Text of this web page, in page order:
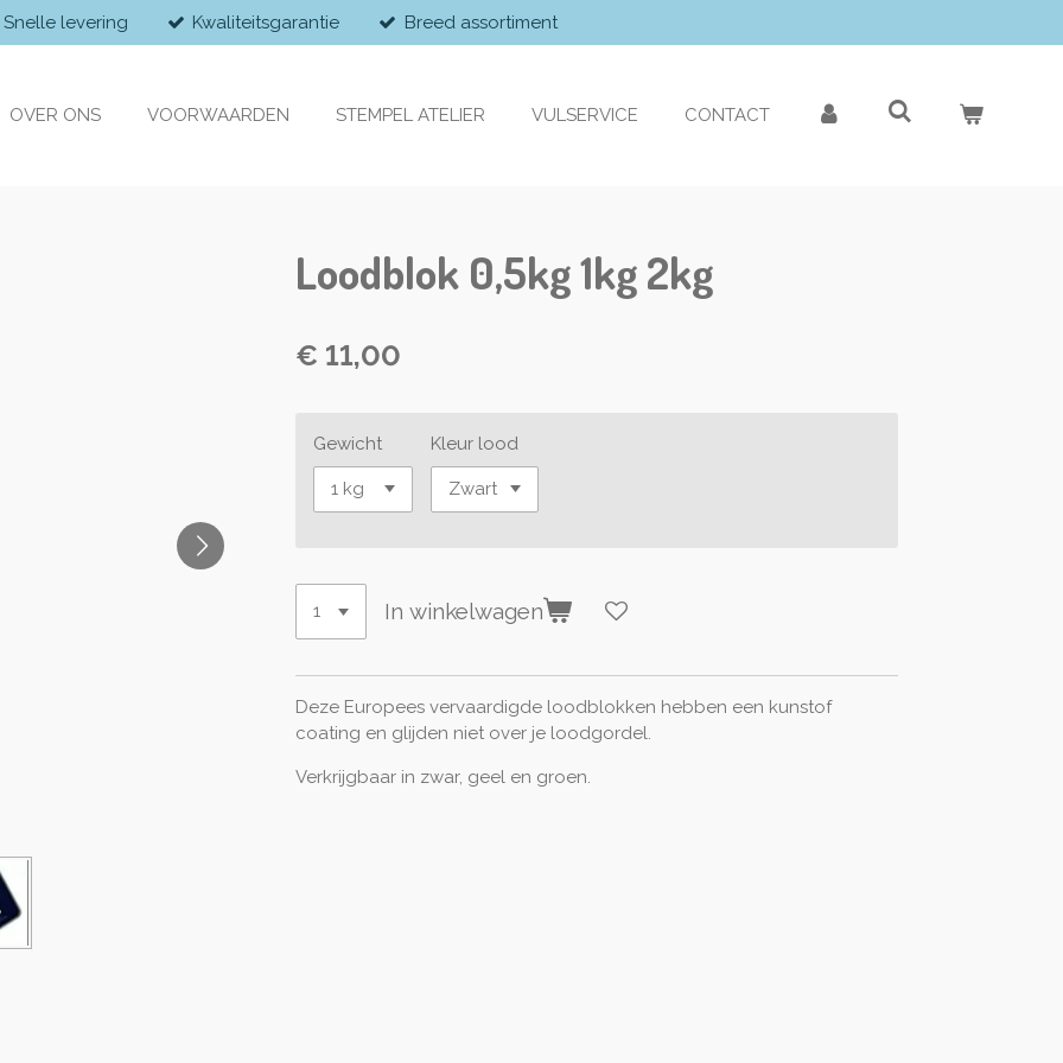
Snelle levering Kwaliteitsgarantie Breed assortiment
OVER ONS VOORWAARDEN STEMPEL ATELIER VULSERVICE CONTACT
Loodblok 0,5kg 1kg 2kg
€ 11,00
Gewicht Kleur lood
In winkelwagen
Deze Europees vervaardigde loodblokken hebben een kunstof
coating en glijden niet over je loodgordel.
Verkrijgbaar in zwar, geel en groen.